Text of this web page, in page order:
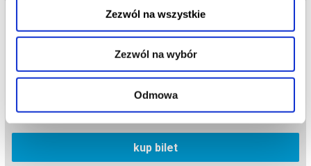
Zezwól na wszystkie
Zezwól na wybór
Odmowa
Koncert Chopinowski w Sali Koncertowej
Fryderyk
07.08.2026 , g. 14:30
Warszawa
Fryderyk Concert Hall w Warsza...
od 65,00 pln
kup bilet